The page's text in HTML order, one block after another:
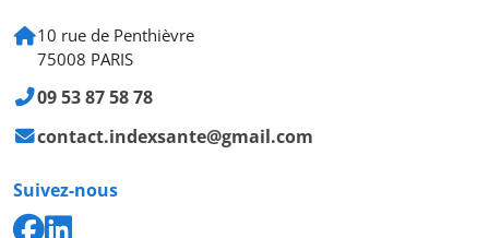
10 rue de Penthièvre
75008 PARIS
09 53 87 58 78
contact.indexsante@gmail.com
Suivez-nous